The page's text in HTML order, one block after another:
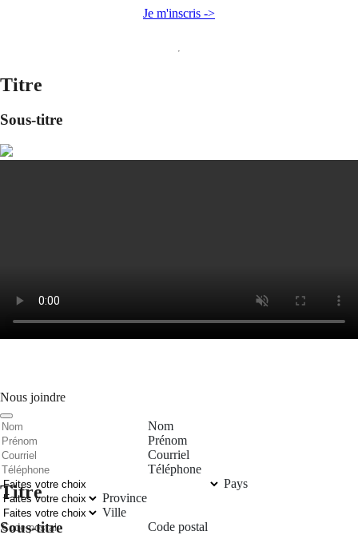
Je m'inscris ->
Titre
Sous-titre
Titre
Sous-titre
Nous joindre
Nom
Prénom
Courriel
Téléphone
Pays
Province
Ville
Code postal